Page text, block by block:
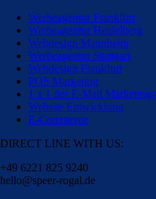
Werbeagentur Frankfurt
Werbeagentur Heidelberg
Webdesign Mannheim
Werbeagentur Stuttgart
Webdesign Frankfurt
POS Marketing
1 x 1 des E-Mail Marketings
Website Entwicklung
E-Commerce
DIRECT LINE WITH US:
+49 6221 825 9240
hello@speer-rogal.de